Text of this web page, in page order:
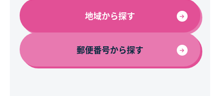
地域から探す
郵便番号から探す